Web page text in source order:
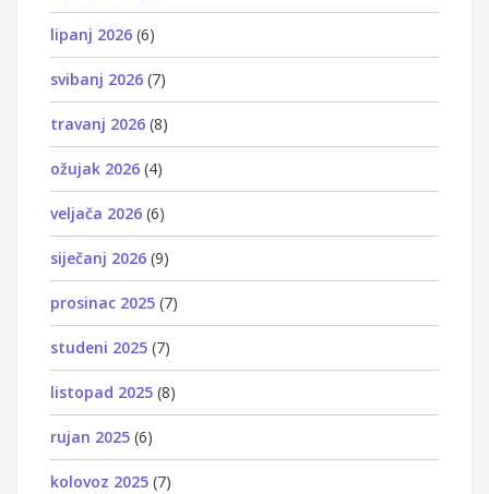
lipanj 2026 (6)
svibanj 2026 (7)
travanj 2026 (8)
ožujak 2026 (4)
veljača 2026 (6)
siječanj 2026 (9)
prosinac 2025 (7)
studeni 2025 (7)
listopad 2025 (8)
rujan 2025 (6)
kolovoz 2025 (7)